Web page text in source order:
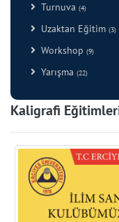
Turnuva (4)
Uzaktan Eğitim (3)
Workshop (9)
Yarışma (22)
Kaligrafi